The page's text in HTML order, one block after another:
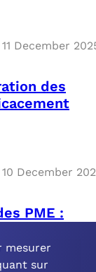
11 December
des
10 December
PME :
mesurer
sur